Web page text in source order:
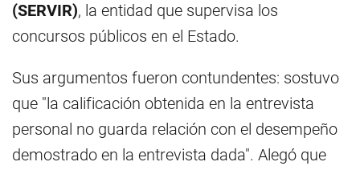
(SERVIR), la entidad que supervisa los
concursos públicos en el Estado.
Sus argumentos fueron contundentes: sostuvo
que "la calificación obtenida en la entrevista
personal no guarda relación con el desempeño
demostrado en la entrevista dada". Alegó que